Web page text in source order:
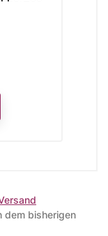
dem bisherigen